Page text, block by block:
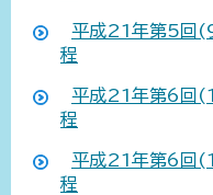
平成21年第5回
程
平成21年第6回
程
平成21年第6回
程